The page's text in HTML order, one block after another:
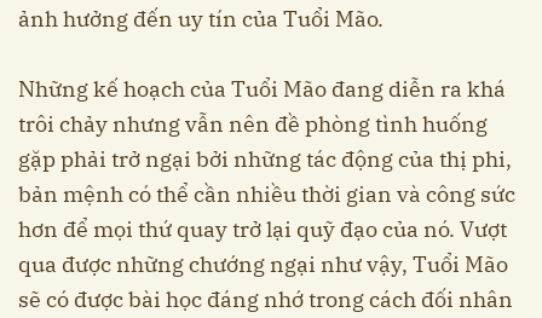
ảnh hưởng đến uy tín của Tuổi Mão.
Những kế hoạch của Tuổi Mão đang diễn ra khá
trôi chảy nhưng vẫn nên đề phòng tình huống
gặp phải trở ngại bởi những tác động của thị phi,
bản mệnh có thể cần nhiều thời gian và công sức
hơn để mọi thứ quay trở lại quỹ đạo của nó. Vượt
qua được những chướng ngại như vậy, Tuổi Mão
sẽ có được bài học đáng nhớ trong cách đối nhân